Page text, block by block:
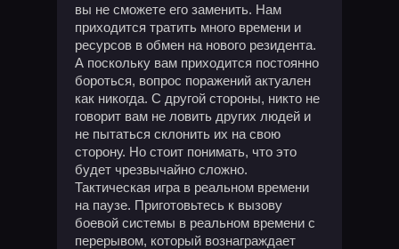
вы не сможете его заменить. Нам
приходится тратить много времени и
ресурсов в обмен на нового резидента.
А поскольку вам приходится постоянно
бороться, вопрос поражений актуален
как никогда. С другой стороны, никто не
говорит вам не ловить других людей и
не пытаться склонить их на свою
сторону. Но стоит понимать, что это
будет чрезвычайно сложно.
Тактическая игра в реальном времени
на паузе. Приготовьтесь к вызову
боевой системы в реальном времени с
перерывом, который вознаграждает